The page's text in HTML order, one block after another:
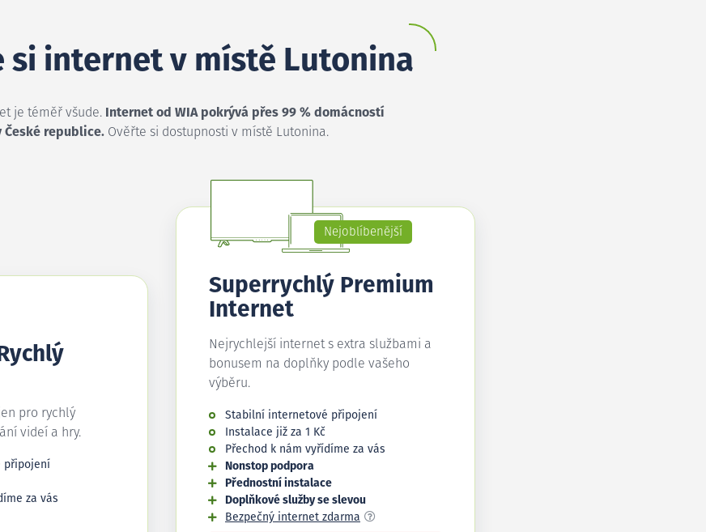
si internet v místě Lutonina
je téměř všude.
Internet od WIA pokrývá přes 99 % domácností
České republice. Ověřte si dostupnosti v místě Lutonina.
pro rychlý
videí a hry.
připojení
za vás
Nejoblíbenější
Superrychlý Premium
Internet
Nejrychlejší internet s extra službami a
bonusem na doplňky podle vašeho
výběru.
Stabilní internetové připojení
Instalace již za 1 Kč
Přechod k nám vyřídíme za vás
Nonstop podpora
Přednostní instalace
Doplňkové služby se slevou
Bezpečný internet zdarma